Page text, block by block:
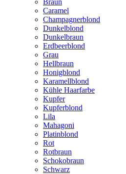
Braun
Caramel
Champagnerblond
Dunkelblond
Dunkelbraun
Erdbeerblond
Grau
Hellbraun
Honigblond
Karamellblond
Kühle Haarfarbe
Kupfer
Kupferblond
Lila
Mahagoni
Platinblond
Rot
Rotbraun
Schokobraun
Schwarz